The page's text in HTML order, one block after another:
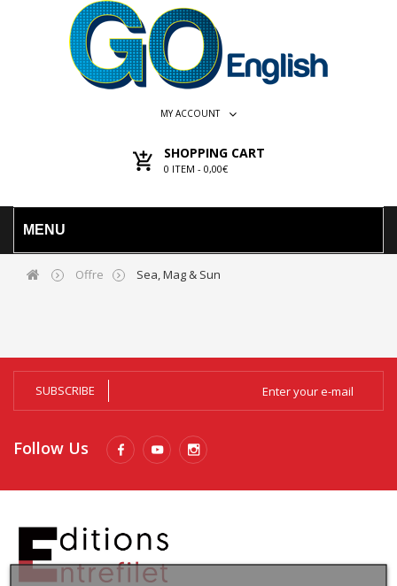
MY ACCOUNT
SHOPPING CART
0 ITEM - 0,00€
MENU
Offre Sea, Mag & Sun
SUBSCRIBE
Follow Us